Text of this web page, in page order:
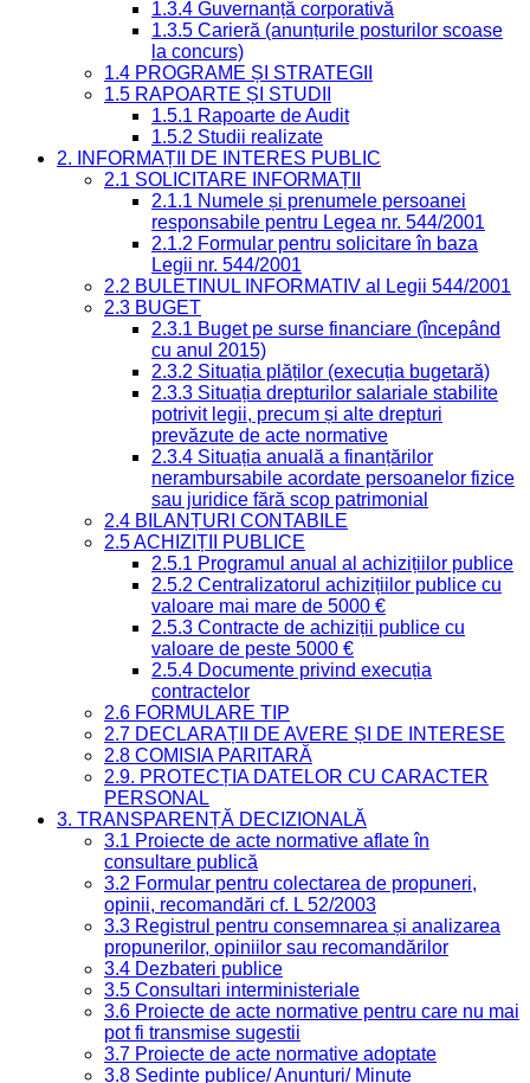
1.3.4 Guvernanță corporativă
1.3.5 Carieră (anunțurile posturilor scoase
la concurs)
1.4 PROGRAME ȘI STRATEGII
1.5 RAPOARTE ȘI STUDII
1.5.1 Rapoarte de Audit
1.5.2 Studii realizate
2. INFORMAȚII DE INTERES PUBLIC
2.1 SOLICITARE INFORMAȚII
2.1.1 Numele și prenumele persoanei
responsabile pentru Legea nr. 544/2001
2.1.2 Formular pentru solicitare în baza
Legii nr. 544/2001
2.2 BULETINUL INFORMATIV al Legii 544/2001
2.3 BUGET
2.3.1 Buget pe surse financiare (începând
cu anul 2015)
2.3.2 Situația plăților (execuția bugetară)
2.3.3 Situația drepturilor salariale stabilite
potrivit legii, precum și alte drepturi
prevăzute de acte normative
2.3.4 Situația anuală a finanțărilor
nerambursabile acordate persoanelor fizice
sau juridice fără scop patrimonial
2.4 BILANȚURI CONTABILE
2.5 ACHIZIȚII PUBLICE
2.5.1 Programul anual al achizițiilor publice
2.5.2 Centralizatorul achizițiilor publice cu
valoare mai mare de 5000 €
2.5.3 Contracte de achiziții publice cu
valoare de peste 5000 €
2.5.4 Documente privind execuția
contractelor
2.6 FORMULARE TIP
2.7 DECLARAȚII DE AVERE ȘI DE INTERESE
2.8 COMISIA PARITARĂ
2.9. PROTECȚIA DATELOR CU CARACTER
PERSONAL
3. TRANSPARENȚĂ DECIZIONALĂ
3.1 Proiecte de acte normative aflate în
consultare publică
3.2 Formular pentru colectarea de propuneri,
opinii, recomandări cf. L 52/2003
3.3 Registrul pentru consemnarea și analizarea
propunerilor, opiniilor sau recomandărilor
3.4 Dezbateri publice
3.5 Consultari interministeriale
3.6 Proiecte de acte normative pentru care nu mai
pot fi transmise sugestii
3.7 Proiecte de acte normative adoptate
3.8 Ședințe publice/ Anunțuri/ Minute